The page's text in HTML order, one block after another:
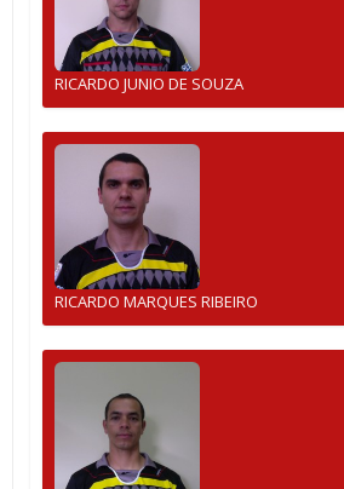
RICARDO JUNIO DE SOUZA
RICARDO MARQUES RIBEIRO